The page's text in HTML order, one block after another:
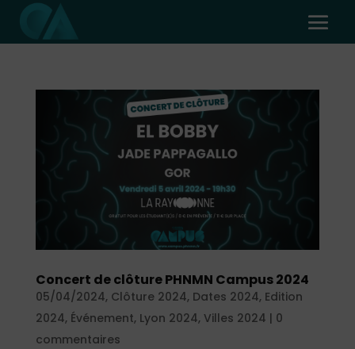
Concert de clôture PHNMN Campus 2024
05/04/2024, Clôture 2024, Dates 2024, Edition
2024, Événement, Lyon 2024, Villes 2024 | 0
commentaires